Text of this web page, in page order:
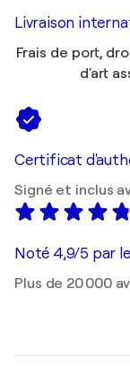
Livraison
Frais de port,
d'art
Certificat
Signé et inclus
Noté 4,9/5 par
Plus de 20 000